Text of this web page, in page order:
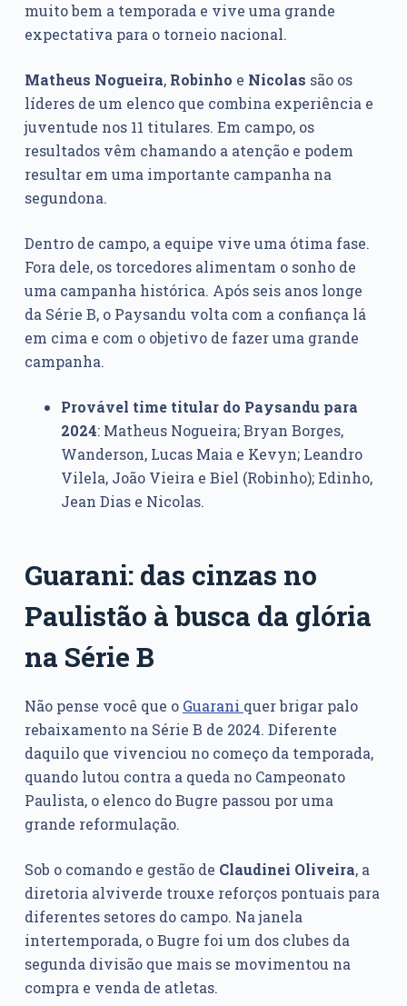
muito bem a temporada e vive uma grande
expectativa para o torneio nacional.
Matheus Nogueira, Robinho e Nicolas são os
líderes de um elenco que combina experiência e
juventude nos 11 titulares. Em campo, os
resultados vêm chamando a atenção e podem
resultar em uma importante campanha na
segundona.
Dentro de campo, a equipe vive uma ótima fase.
Fora dele, os torcedores alimentam o sonho de
uma campanha histórica. Após seis anos longe
da Série B, o Paysandu volta com a confiança lá
em cima e com o objetivo de fazer uma grande
campanha.
Provável time titular do Paysandu para
2024: Matheus Nogueira; Bryan Borges,
Wanderson, Lucas Maia e Kevyn; Leandro
Vilela, João Vieira e Biel (Robinho); Edinho,
Jean Dias e Nicolas.
Guarani: das cinzas no
Paulistão à busca da glória
na Série B
Não pense você que o Guarani quer brigar palo
rebaixamento na Série B de 2024. Diferente
daquilo que vivenciou no começo da temporada,
quando lutou contra a queda no Campeonato
Paulista, o elenco do Bugre passou por uma
grande reformulação.
Sob o comando e gestão de Claudinei Oliveira, a
diretoria alviverde trouxe reforços pontuais para
diferentes setores do campo. Na janela
intertemporada, o Bugre foi um dos clubes da
segunda divisão que mais se movimentou na
compra e venda de atletas.